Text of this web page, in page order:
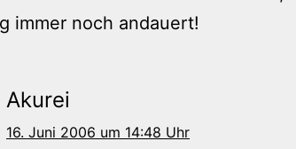
immer noch andauert!
Akurei
16. Juni 2006 um 14:48 Uhr